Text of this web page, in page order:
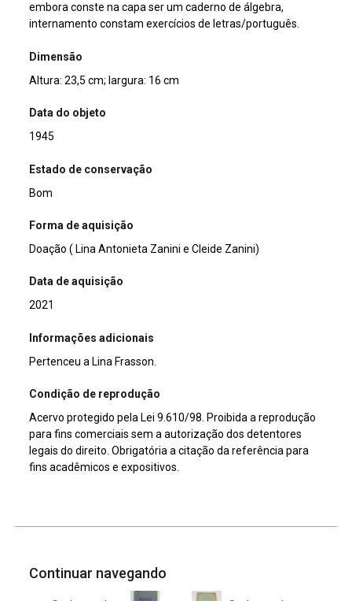
embora conste na capa ser um caderno de álgebra,
internamento constam exercícios de letras/português.
Dimensão
Altura: 23,5 cm; largura: 16 cm
Data do objeto
1945
Estado de conservação
Bom
Forma de aquisição
Doação ( Lina Antonieta Zanini e Cleide Zanini)
Data de aquisição
2021
Informações adicionais
Pertenceu a Lina Frasson.
Condição de reprodução
Acervo protegido pela Lei 9.610/98. Proibida a reprodução
para fins comerciais sem a autorização dos detentores
legais do direito. Obrigatória a citação da referência para
fins acadêmicos e expositivos.
Continuar navegando